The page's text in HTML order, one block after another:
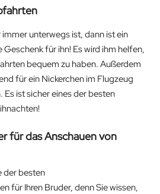
immer unterwegs ist, dann ist ein
für ihn! Es wird ihm helfen,
bequem zu haben. Außerdem
für ein Nickerchen im Flugzeug
ist sicher eines der besten
für das Anschauen von
der besten
für Ihren Bruder, denn Sie wissen,